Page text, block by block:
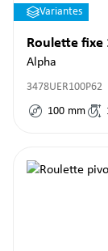
Variantes
Roulette fixe
Alpha
3478UER100P62
100 mm